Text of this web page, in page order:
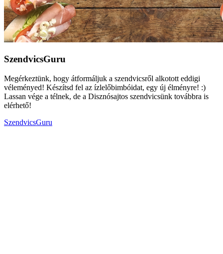
SzendvicsGuru
Megérkeztünk, hogy átformáljuk a szendvicsről alkotott eddigi
véleményed! Készítsd fel az ízlelőbimbóidat, egy új élményre! :)
Lassan vége a télnek, de a Disznósajtos szendvicsünk továbbra is
elérhető!
SzendvicsGuru